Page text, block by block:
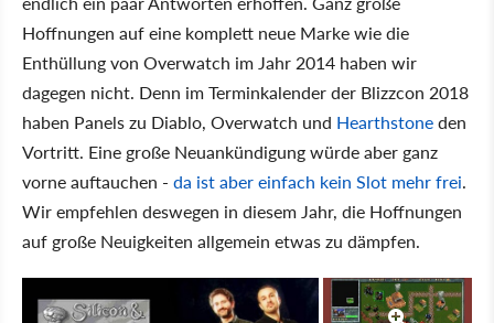
Hoffnungen auf eine komplett neue Marke wie die
Enthüllung von Overwatch im Jahr 2014 haben wir
dagegen nicht. Denn im Terminkalender der Blizzcon 2018
haben Panels zu Diablo, Overwatch und Hearthstoneden
Vortritt. Eine große Neuankündigung würde aber ganz
vorne auftauchen - da ist aber einfach kein Slot mehr frei.
Wir empfehlen deswegen in diesem Jahr, die Hoffnungen
auf große Neuigkeiten allgemein etwas zu dämpfen.